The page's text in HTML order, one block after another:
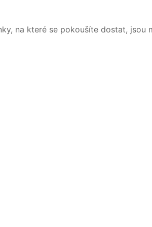
na které se pokoušíte dostat, jsou